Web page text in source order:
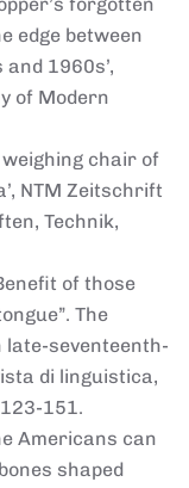
forgotten
edge between
1960s’,
of Modern
weighing chair of
NTM Zeitschrift
Technik,
of those
The
seventeenth-
di linguistica,
151.
Americans can
shaped